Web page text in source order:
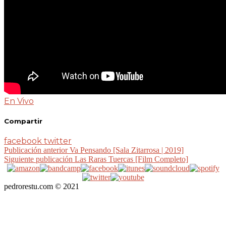
En Vivo
Compartir
facebook twitter
Publicación anteriorVa Pensando [Sala Zitarrosa | 2019]
Siguiente publicación Las Raras Tuercas [Film Completo]
pedrorestu.com © 2021